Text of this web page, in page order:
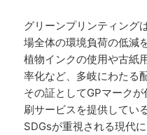
グリーンプリンティング
場全体の環境負荷の低減
植物インクの使用や古紙
率化など、多岐にわたる
その証としてGPマーク
刷サービスを提供してい
SDGsが重視される現代